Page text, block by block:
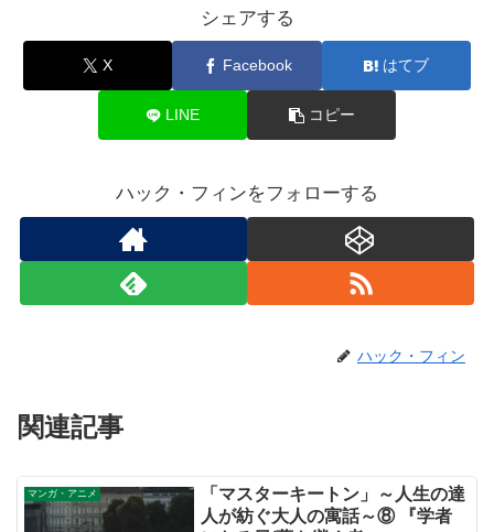
シェアする
X Facebook はてブ
LINE コピー
ハック・フィンをフォローする
ハック・フィン
関連記事
マンガ・アニメ
「マスターキートン」～人生の達
人が紡ぐ大人の寓話～⑧ 『学者